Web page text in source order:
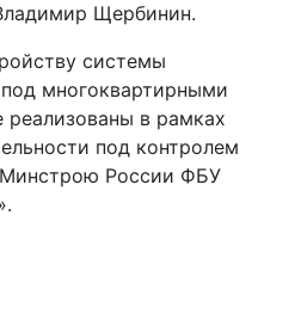
Щербинин.
системы
многоквартирными
в рамках
под контролем
Минстрою России ФБУ